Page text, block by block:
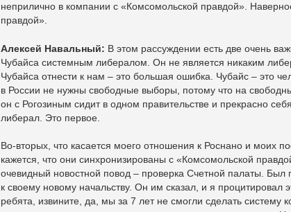
неприлично в компании с «Комсомольской правдой».
правдой».
Алексей Навальный: В этом рассуждении есть две очень
Чубайса системным либералом. Он не является никаким
Чубайса отнести к нам – это большая ошибка. Чубайс – это
в России не нужны свободные выборы, потому что на
он с Рогозиным сидит в одном правительстве и прекрасно
либерал. Это первое.
Во-вторых, что касается моего отношения к Роснано и моих
кажется, что они синхронизированы с «Комсомольской
очевидный новостной повод – проверка Счетной палаты.
к своему новому начальству. Он им сказал, и я процитировал
ребята, извините, да, мы за 7 лет не смогли сделать систему